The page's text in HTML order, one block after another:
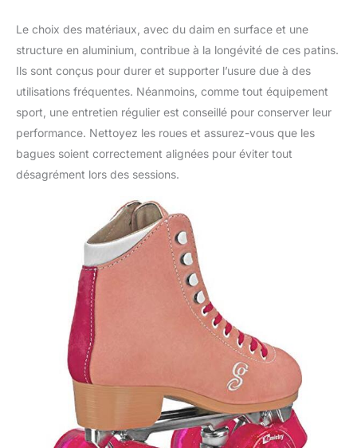
Le choix des matériaux, avec du daim en surface et une
structure en aluminium, contribue à la longévité de ces patins.
Ils sont conçus pour durer et supporter l’usure due à des
utilisations fréquentes. Néanmoins, comme tout équipement
sport, une entretien régulier est conseillé pour conserver leur
performance. Nettoyez les roues et assurez-vous que les
bagues soient correctement alignées pour éviter tout
désagrément lors des sessions.